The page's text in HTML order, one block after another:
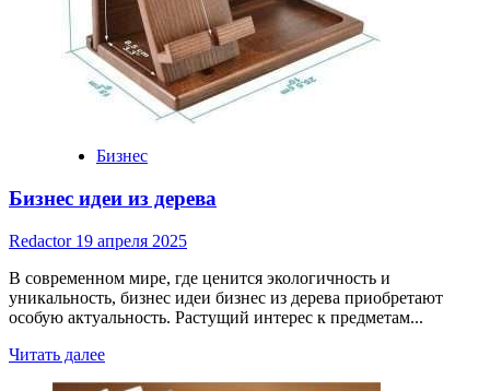
Бизнес
Бизнес идеи из дерева
Redactor 19 апреля 2025
В современном мире, где ценится экологичность и
уникальность, бизнес идеи бизнес из дерева приобретают
особую актуальность. Растущий интерес к предметам...
Читать далееRead